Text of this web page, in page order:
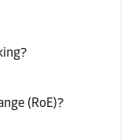
(RoE)?